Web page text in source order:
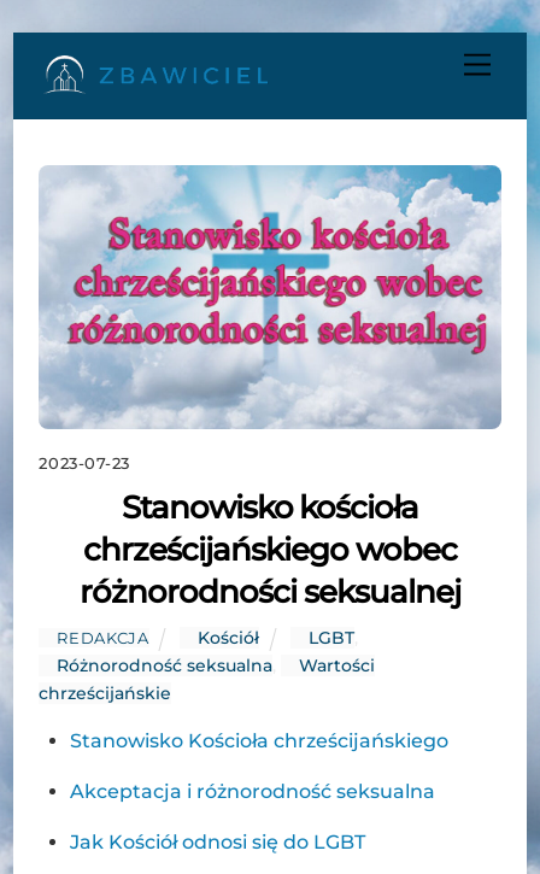
2023-07-23
Stanowisko kościoła
chrześcijańskiego wobec
różnorodności seksualnej
REDAKCJA Kościół LGBT,
Różnorodność seksualna
Wartości
chrześcijańskie
Stanowisko Kościoła chrześcijańskiego
Akceptacja i różnorodność seksualna
Jak Kościół odnosi się do LGBT